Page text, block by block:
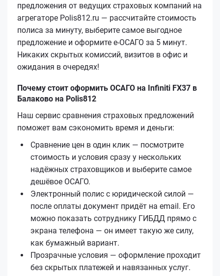
предложения от ведущих страховых компаний на
агрегаторе Polis812.ru — рассчитайте стоимость
полиса за минуту, выберите самое выгодное
предложение и оформите е‑ОСАГО за 5 минут.
Никаких скрытых комиссий, визитов в офис и
ожидания в очередях!
Почему стоит оформить ОСАГО на Infiniti FX37 в
Балаково на Polis812
Наш сервис сравнения страховых предложений
поможет вам сэкономить время и деньги:
Сравнение цен в один клик — посмотрите
стоимость и условия сразу у нескольких
надёжных страховщиков и выберите самое
дешёвое ОСАГО.
Электронный полис с юридической силой —
после оплаты документ придёт на email. Его
можно показать сотруднику ГИБДД прямо с
экрана телефона — он имеет такую же силу,
как бумажный вариант.
Прозрачные условия — оформление проходит
без скрытых платежей и навязанных услуг.